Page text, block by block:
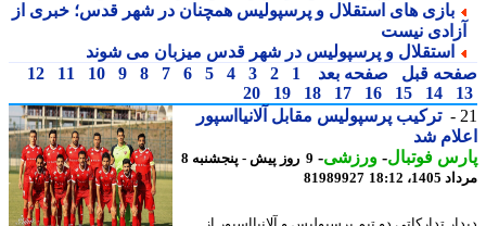
بازی های استقلال و پرسپولیس همچنان در شهر قدس؛ خبری از
نیست
استقلال و پرسپولیس در شهر قدس میزبان می شوند
قبل صفحه بعد 1
2
3
4
5
6
7
8
9
10
11
12
14
15
16
17
18
19
20
ترکیب پرسپولیس مقابل آلانیااسپور
شد
فوتبال-ورزشی-
9 روز پیش - پنجشنبه 8
18:12
81989927